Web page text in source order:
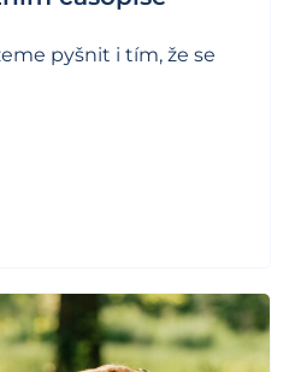
pyšnit i tím, že se